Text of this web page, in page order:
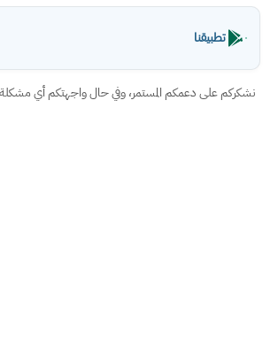
تطبيقنا
نشكركم على دعمكم المستمر، وفي حال واجهتكم أي مشكلة